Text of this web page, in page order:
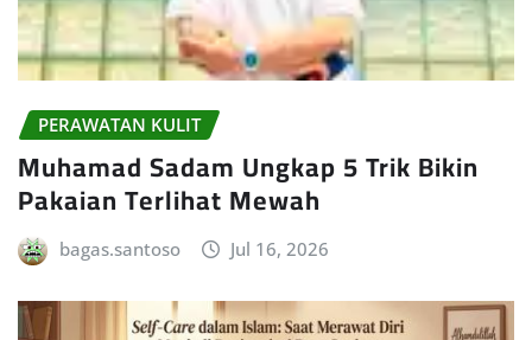
PERAWATAN KULIT
Muhamad Sadam Ungkap 5 Trik Bikin
Pakaian Terlihat Mewah
bagas.santoso Jul 16, 2026